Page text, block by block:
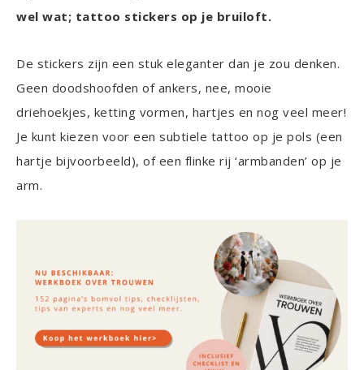
wel wat; tattoo stickers op je bruiloft.
De stickers zijn een stuk eleganter dan je zou denken.
Geen doodshoofden of ankers, nee, mooie
driehoekjes, ketting vormen, hartjes en nog veel meer!
Je kunt kiezen voor een subtiele tattoo op je pols (een
hartje bijvoorbeeld), of een flinke rij ‘armbanden’ op je
arm.